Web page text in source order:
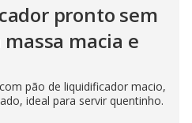
pronto sem
macia e
pão de liquidificador macio,
ideal para servir quentinho.